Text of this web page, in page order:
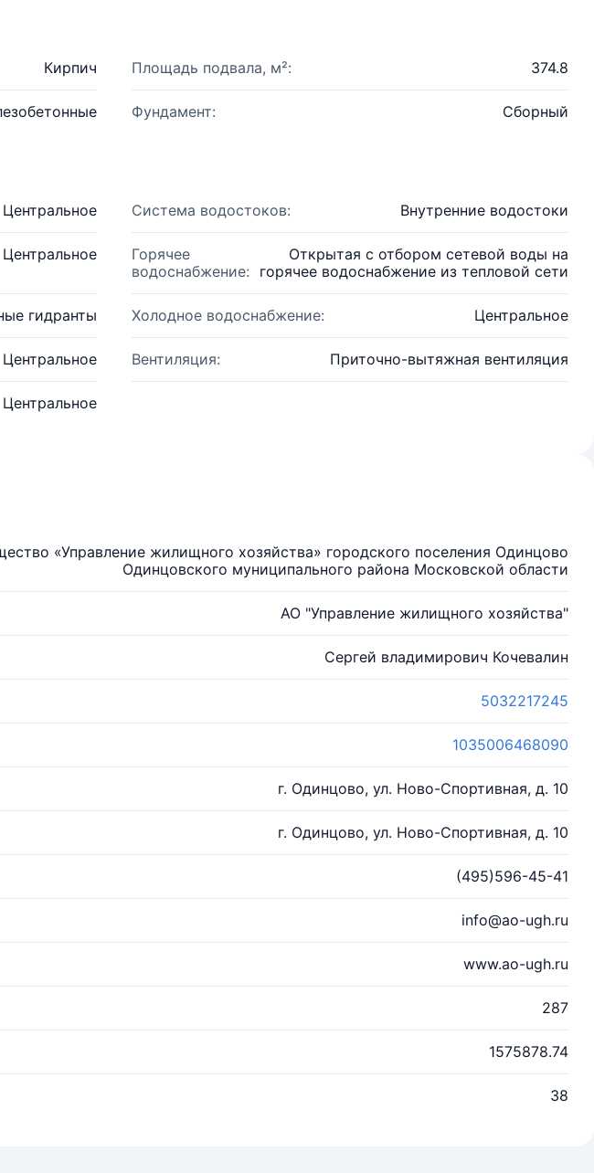
Кирпич Площадь подвала, м²: 374.8
Фундамент: Сборный
Центральное Система водостоков: Внутренние водостоки
Центральное
Горячее
водоснабжение:
Открытая с отбором сетевой воды на
горячее водоснабжение из тепловой сети
гидранты Холодное водоснабжение: Центральное
Центральное Вентиляция: Приточно-вытяжная вентиляция
Центральное
«Управление жилищного хозяйства» городского поселения Одинцово
Одинцовского муниципального района Московской области
АО "Управление жилищного хозяйства"
Сергей владимирович Кочевалин
5032217245
1035006468090
г. Одинцово, ул. Ново-Спортивная, д. 10
г. Одинцово, ул. Ново-Спортивная, д. 10
(495)596-45-41
info@ao-ugh.ru
www.ao-ugh.ru
287
1575878.74
38